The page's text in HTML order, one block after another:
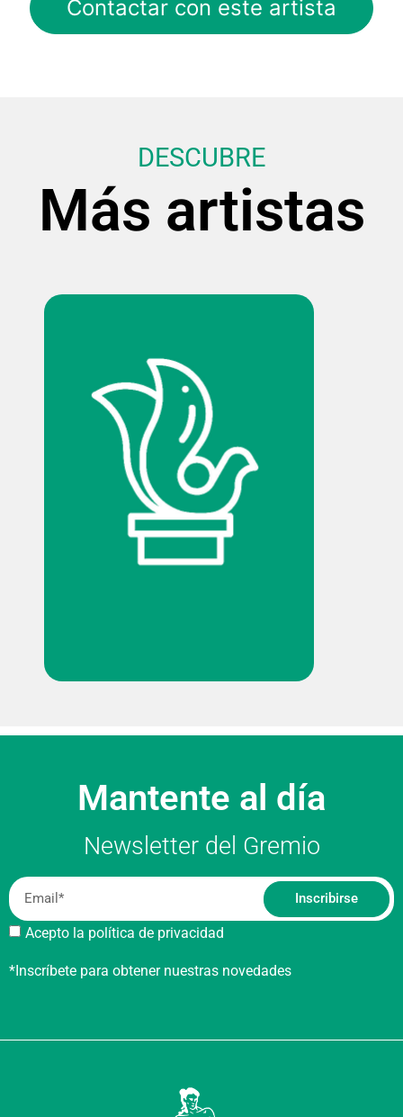
Contactar con este artista
DESCUBRE
Más artistas
Mantente al día
Newsletter del Gremio
Acepto la política de privacidad
Inscribirse
*Inscríbete para obtener nuestras novedades